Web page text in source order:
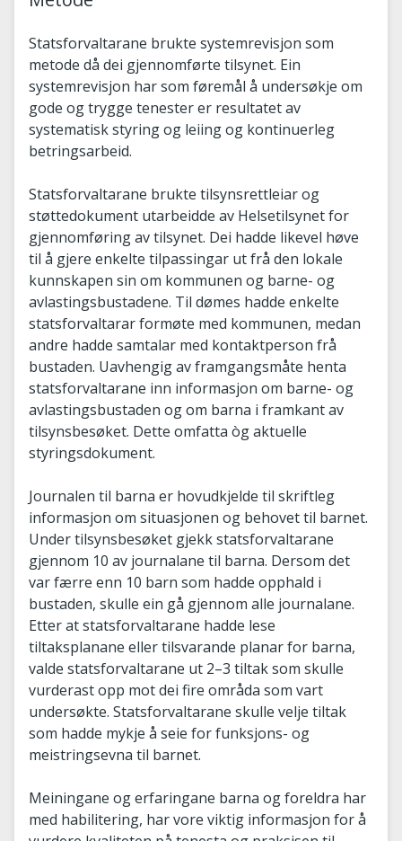
Statsforvaltarane brukte systemrevisjon som
metode då dei gjennomførte tilsynet. Ein
systemrevisjon har som føremål å undersøkje om
gode og trygge tenester er resultatet av
systematisk styring og leiing og kontinuerleg
betringsarbeid.
Statsforvaltarane brukte tilsynsrettleiar og
støttedokument utarbeidde av Helsetilsynet for
gjennomføring av tilsynet. Dei hadde likevel høve
til å gjere enkelte tilpassingar ut frå den lokale
kunnskapen sin om kommunen og barne- og
avlastingsbustadene. Til dømes hadde enkelte
statsforvaltarar formøte med kommunen, medan
andre hadde samtalar med kontaktperson frå
bustaden. Uavhengig av framgangsmåte henta
statsforvaltarane inn informasjon om barne- og
avlastingsbustaden og om barna i framkant av
tilsynsbesøket. Dette omfatta òg aktuelle
styringsdokument.
Journalen til barna er hovudkjelde til skriftleg
informasjon om situasjonen og behovet til barnet.
Under tilsynsbesøket gjekk statsforvaltarane
gjennom 10 av journalane til barna. Dersom det
var færre enn 10 barn som hadde opphald i
bustaden, skulle ein gå gjennom alle journalane.
Etter at statsforvaltarane hadde lese
tiltaksplanane eller tilsvarande planar for barna,
valde statsforvaltarane ut 2–3 tiltak som skulle
vurderast opp mot dei fire områda som vart
undersøkte. Statsforvaltarane skulle velje tiltak
som hadde mykje å seie for funksjons- og
meistringsevna til barnet.
Meiningane og erfaringane barna og foreldra har
med habilitering, har vore viktig informasjon for å